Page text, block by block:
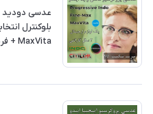
عدسی دودید
MaxVita + فريم رايگان